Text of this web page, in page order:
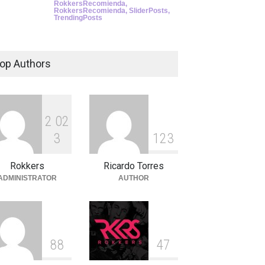
RokkersRecomienda,
RokkersRecomienda, SliderPosts,
TrendingPosts
Authors
2 02
3
Rokkers
1 23
Ricardo Torres
AUTHOR
88 47